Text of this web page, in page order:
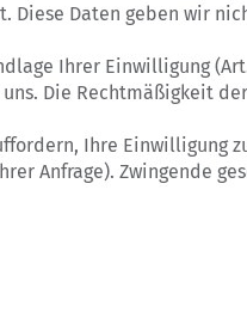
Diese Daten geben wir
Ihrer Einwilligung (Art.
Die Rechtmäßigkeit
Ihre Einwilligung
Anfrage). Zwingende